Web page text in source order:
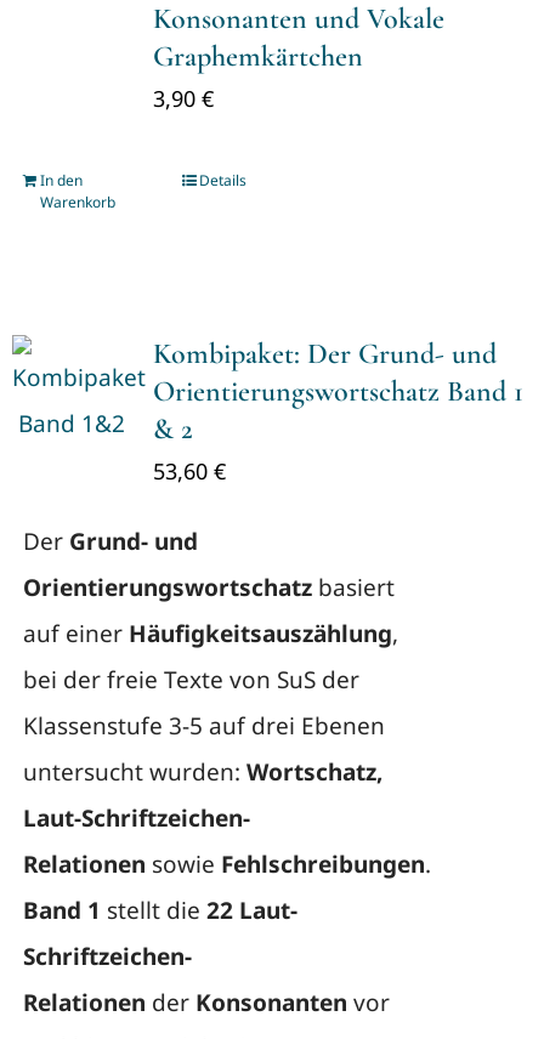
Konsonanten und Vokale
Graphemkärtchen
3,90 €
In den
Warenkorb
Details
Kombipaket: Der Grund- und
Orientierungswortschatz Band 1
& 2
53,60 €
Der Grund- und
Orientierungswortschatzbasiert
auf einer Häufigkeitsauszählung,
bei der freie Texte von SuS der
Klassenstufe 3-5 auf drei Ebenen
untersucht wurden: Wortschatz,
Laut-Schriftzeichen-
Relationen sowie Fehlschreibungen.
Band 1 stellt die 22 Laut-
Schriftzeichen-
Relationen der Konsonanten vor